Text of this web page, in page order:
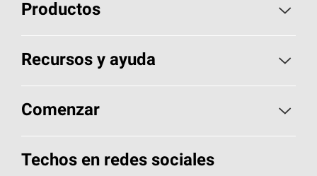
Productos
Elija sus tejas
Encuentre un contratista
Componentes para techos
Recursos y ayuda
Aspectos básicos sobre techos
Herramientas de diseño y color
Comenzar
Llame al 1-800-GET-PINK®
Techos en redes sociales